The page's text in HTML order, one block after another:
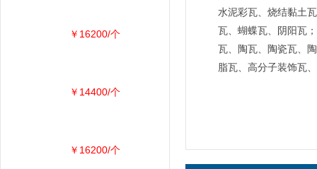
水泥彩瓦、烧结黏土
瓦、蝴蝶瓦、阴阳瓦
瓦、陶瓦、陶瓷瓦、
脂瓦、高分子装饰瓦
￥16200/个
￥14400/个
￥16200/个